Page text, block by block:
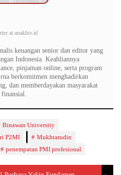
at anakhiv.id
keuangan senior dan editor yang
Indonesia. Keahliannya
pinjaman online, serta program
berkomitmen menghadirkan
dan memberdayakan masyarakat
Binawan University
P2MI
Mukhtarudin
penempatan PMI profesional